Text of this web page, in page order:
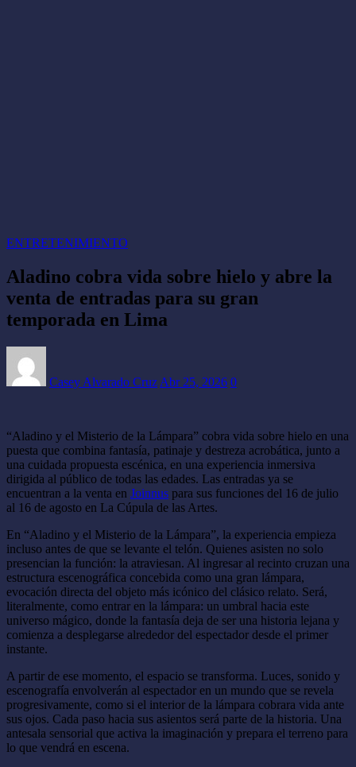
ENTRETENIMIENTO
Aladino cobra vida sobre hielo y abre la
venta de entradas para su gran
temporada en Lima
Casey Alvarado Cruz Abr 25, 2026 0
“Aladino y el Misterio de la Lámpara” cobra vida sobre hielo en una
puesta que combina fantasía, patinaje y destreza acrobática, junto a
una cuidada propuesta escénica, en una experiencia inmersiva
dirigida al público de todas las edades. Las entradas ya se
encuentran a la venta en Joinnus para sus funciones del 16 de julio
al 16 de agosto en La Cúpula de las Artes.
En “Aladino y el Misterio de la Lámpara”, la experiencia empieza
incluso antes de que se levante el telón. Quienes asisten no solo
presencian la función: la atraviesan. Al ingresar al recinto cruzan una
estructura escenográfica concebida como una gran lámpara,
evocación directa del objeto más icónico del clásico relato. Será,
literalmente, como entrar en la lámpara: un umbral hacia este
universo mágico, donde la fantasía deja de ser una historia lejana y
comienza a desplegarse alrededor del espectador desde el primer
instante.
A partir de ese momento, el espacio se transforma. Luces, sonido y
escenografía envolverán al espectador en un mundo que se revela
progresivamente, como si el interior de la lámpara cobrara vida ante
sus ojos. Cada paso hacia sus asientos será parte de la historia. Una
antesala sensorial que activa la imaginación y prepara el terreno para
lo que vendrá en escena.